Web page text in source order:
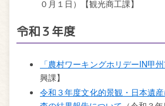
０月１日）【観光商工課】
令和３年度
「農村ワーキングホリデーIN甲
興課】
令和３年度文化的景観・日本遺